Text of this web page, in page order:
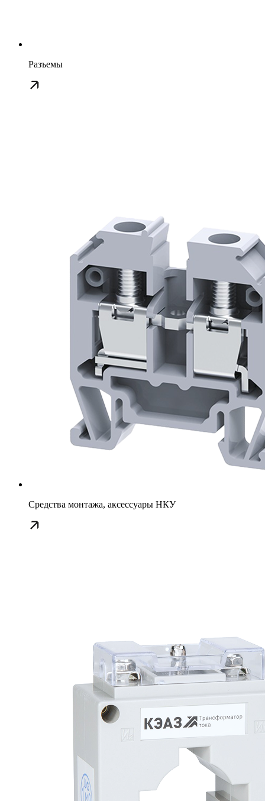
Разъемы
Средства монтажа, аксессуары НКУ